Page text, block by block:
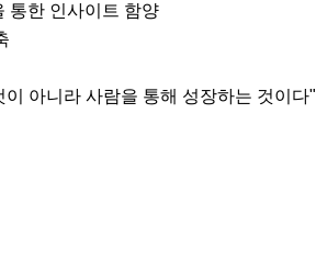
통한 인사이트 함양
아니라 사람을 통해 성장하는 것이다"